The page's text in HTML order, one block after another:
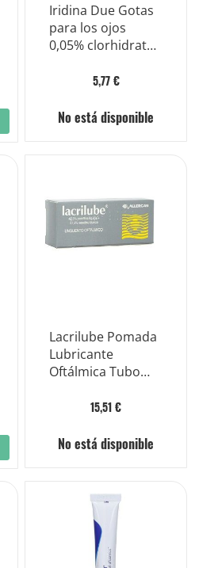
Iridina Due Gotas
para los ojos
0,05% clorhidrato
viales 0,5 ml
5,77 €
No está disponible
Lacrilube Pomada
Lubricante
Oftálmica Tubo
15,51 €
No está disponible